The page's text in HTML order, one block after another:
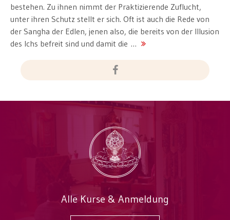
bestehen. Zu ihnen nimmt der Praktizierende Zuflucht,
unter ihren Schutz stellt er sich. Oft ist auch die Rede von
der Sangha der Edlen, jenen also, die bereits von der Illusion
des Ichs befreit sind und damit die …
Alle Kurse & Anmeldung